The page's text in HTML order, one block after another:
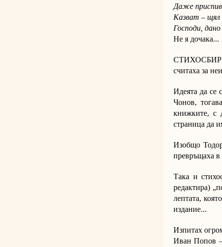
Даже
Казват – щял
Господи,
Не я дочака...
считаха за
Идеята да се
Чонов,
книжките, с
страница да
Изобщо
превръщаха в
Така и
редактира)
лептата,
издание...
Изпитах
Иван Попов –